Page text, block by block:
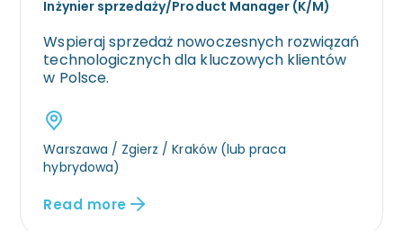
Inżynier sprzedaży/Product Manager (K/M)
Wspieraj sprzedaż nowoczesnych rozwiązań
technologicznych dla kluczowych klientów
w Polsce.
Warszawa / Zgierz / Kraków (lub praca
hybrydowa)
Read more